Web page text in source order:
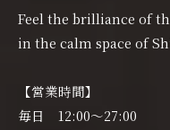
Feel the brilliance of
in the calm space of
【営業時間】
毎日 12:00〜27:00